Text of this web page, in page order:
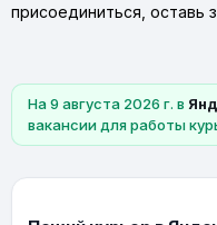
присоединиться, оставь
На 9 августа 2026 г. в
вакансии для работы